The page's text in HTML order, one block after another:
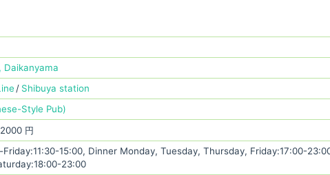
Daikanyama
Shibuya station
Style Pub)
2000 円
15:00, Dinner Monday, Tuesday, Thursday, Friday:17:00-
23:00